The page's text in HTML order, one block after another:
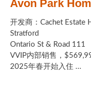
Avon Park
开发商：Cachet Estate
Stratford
Ontario St & Road 111
VVIP内部销售，
2025年春开始入住 ...